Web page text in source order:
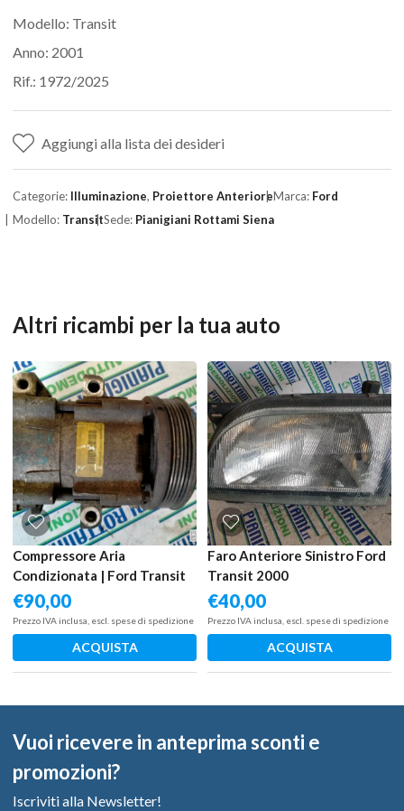
Modello: Transit
Anno: 2001
Rif.: 1972/2025
Aggiungi alla lista dei desideri
Categorie: Illuminazione, Proiettore AnterioreMarca: Ford
Modello: TransitSede: Pianigiani Rottami Siena
Altri ricambi per la tua auto
Compressore Aria
Condizionata | Ford Transit
€90,00
Prezzo IVA inclusa, escl. spese di spedizione
ACQUISTA
Faro Anteriore Sinistro Ford
Transit 2000
€40,00
Prezzo IVA inclusa, escl. spese di spedizione
ACQUISTA
Vuoi ricevere in anteprima sconti e
promozioni?
Iscriviti alla Newsletter!